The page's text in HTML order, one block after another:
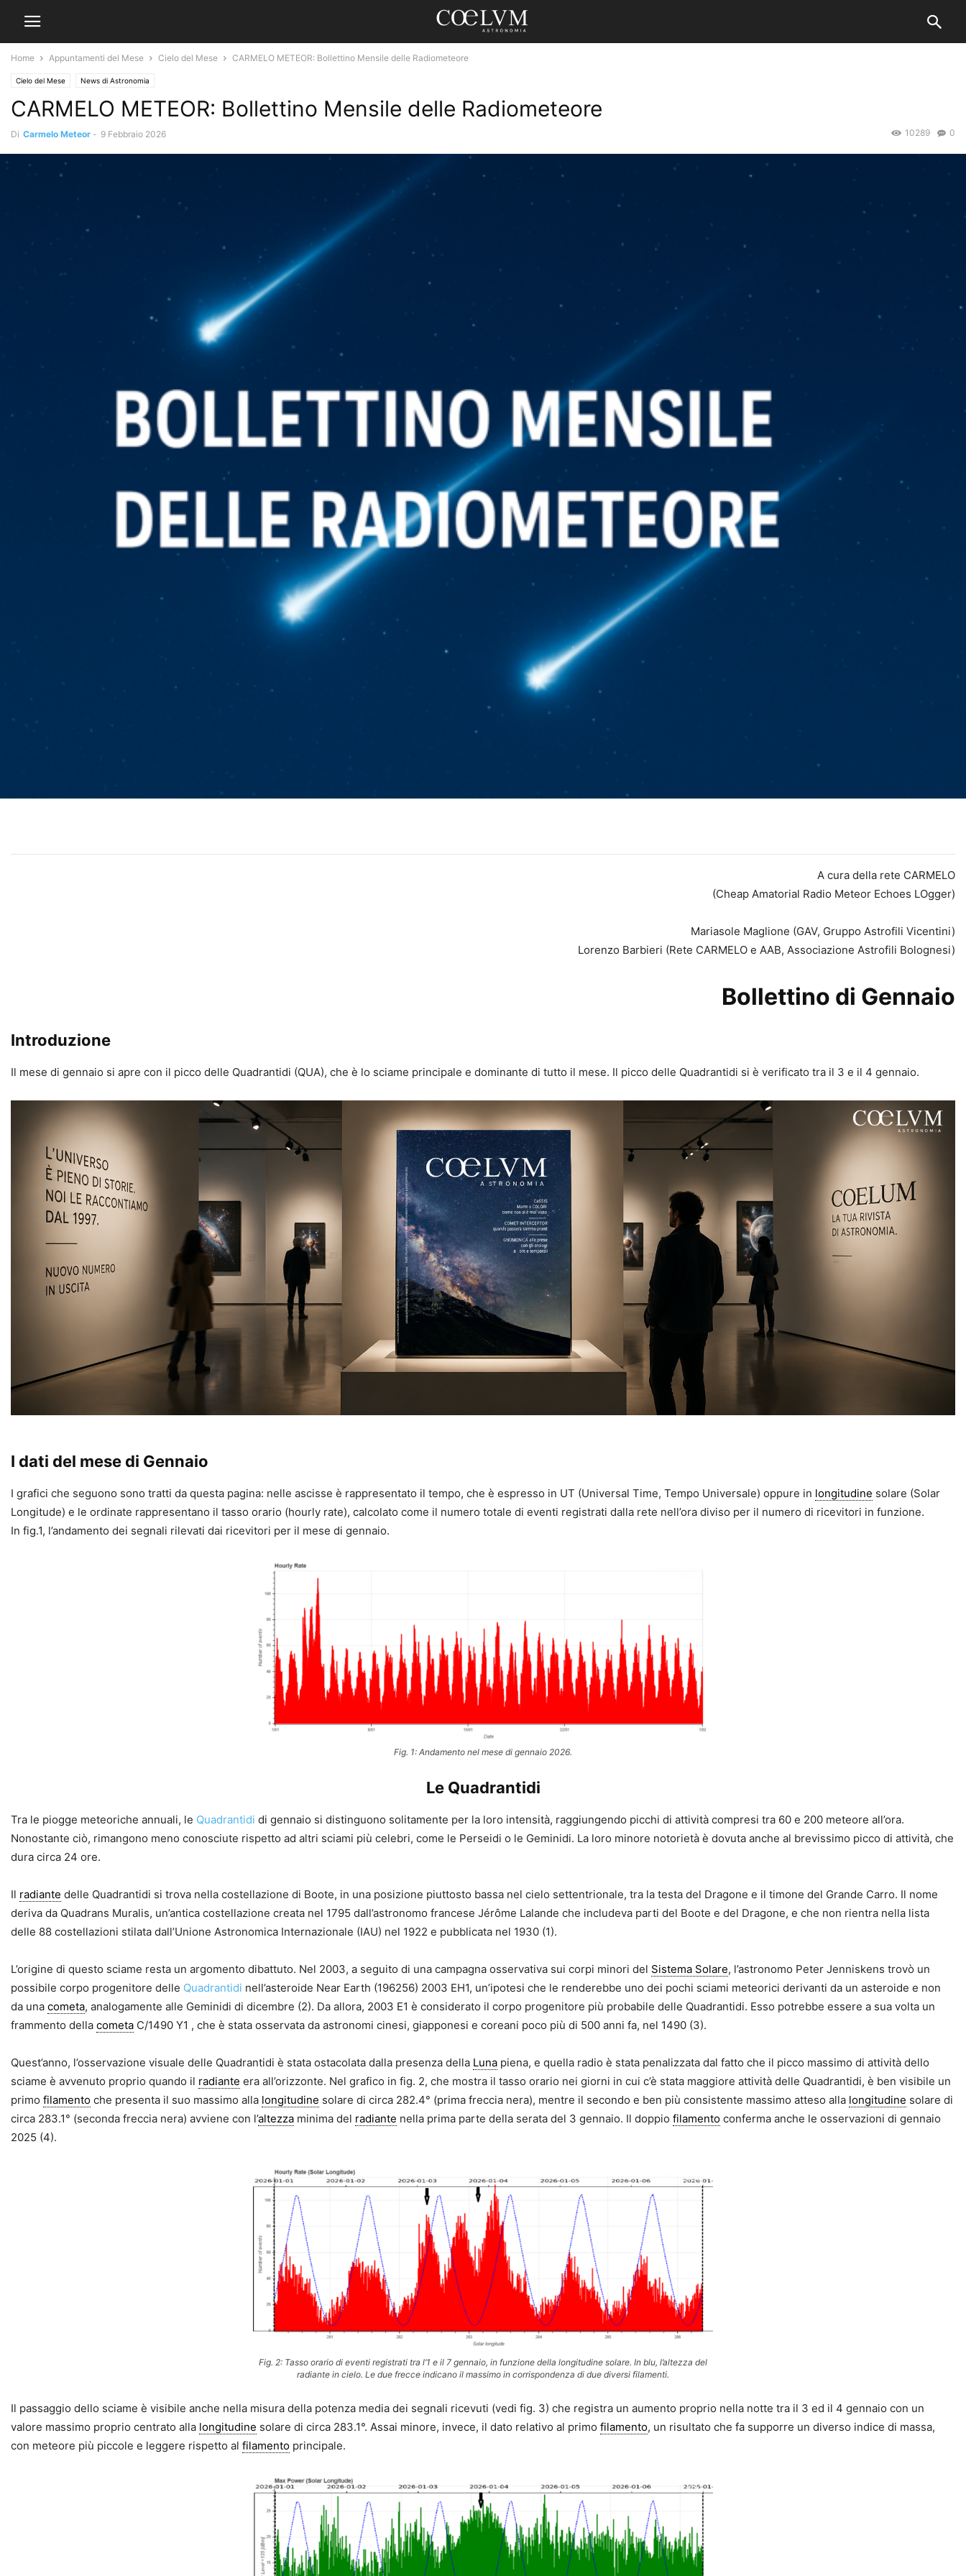
Home Appuntamenti del Mese Cielo del Mese CARMELO METEOR: Bollettino Mensile delle Radiometeore
Cielo del Mese News di Astronomia
CARMELO METEOR: Bollettino Mensile delle Radiometeore
Di Carmelo Meteor - 9 Febbraio 2026 0
10289
A cura della rete CARMELO
(Cheap Amatorial Radio Meteor Echoes LOgger)
Mariasole Maglione (GAV, Gruppo Astrofili Vicentini)
Lorenzo Barbieri (Rete CARMELO e AAB, Associazione Astrofili Bolognesi)
Bollettino di Gennaio
Introduzione
Il mese di gennaio si apre con il picco delle Quadrantidi (QUA), che è lo sciame principale e dominante di tutto il mese. Il picco delle Quadrantidi si è verificato tra il 3 e il 4 gennaio.
I dati del mese di Gennaio
I grafici che seguono sono tratti da questa pagina: nelle ascisse è rappresentato il tempo, che è espresso in UT (Universal Time, Tempo Universale) oppure in longitudine solare (Solar
Longitude) e le ordinate rappresentano il tasso orario (hourly rate), calcolato come il numero totale di eventi registrati dalla rete nell’ora diviso per il numero di ricevitori in funzione.
In fig.1, l’andamento dei segnali rilevati dai ricevitori per il mese di gennaio.
Fig. 1: Andamento nel mese di gennaio 2026.
Le Quadrantidi
Tra le piogge meteoriche annuali, le Quadrantidi di gennaio si distinguono solitamente per la loro intensità, raggiungendo picchi di attività compresi tra 60 e 200 meteore all’ora.
Nonostante ciò, rimangono meno conosciute rispetto ad altri sciami più celebri, come le Perseidi o le Geminidi. La loro minore notorietà è dovuta anche al brevissimo picco di attività, che
dura circa 24 ore.
Il radiante delle Quadrantidi si trova nella costellazione di Boote, in una posizione piuttosto bassa nel cielo settentrionale, tra la testa del Dragone e il timone del Grande Carro. Il nome
deriva da Quadrans Muralis, un’antica costellazione creata nel 1795 dall’astronomo francese Jérôme Lalande che includeva parti del Boote e del Dragone, e che non rientra nella lista
delle 88 costellazioni stilata dall’Unione Astronomica Internazionale (IAU) nel 1922 e pubblicata nel 1930 (1).
L’origine di questo sciame resta un argomento dibattuto. Nel 2003, a seguito di una campagna osservativa sui corpi minori del Sistema Solare, l’astronomo Peter Jenniskens trovò un
possibile corpo progenitore delle Quadrantidi nell’asteroide Near Earth (196256) 2003 EH1, un’ipotesi che le renderebbe uno dei pochi sciami meteorici derivanti da un asteroide e non
da una cometa, analogamente alle Geminidi di dicembre (2). Da allora, 2003 E1 è considerato il corpo progenitore più probabile delle Quadrantidi. Esso potrebbe essere a sua volta un
frammento della cometa C/1490 Y1 , che è stata osservata da astronomi cinesi, giapponesi e coreani poco più di 500 anni fa, nel 1490 (3).
Quest’anno, l’osservazione visuale delle Quadrantidi è stata ostacolata dalla presenza della Luna piena, e quella radio è stata penalizzata dal fatto che il picco massimo di attività dello
sciame è avvenuto proprio quando il radiante era all’orizzonte. Nel grafico in fig. 2, che mostra il tasso orario nei giorni in cui c’è stata maggiore attività delle Quadrantidi, è ben visibile un
primo filamento che presenta il suo massimo alla longitudine solare di circa 282.4° (prima freccia nera), mentre il secondo e ben più consistente massimo atteso alla longitudine solare di
circa 283.1° (seconda freccia nera) avviene con l’altezza minima del radiante nella prima parte della serata del 3 gennaio. Il doppio filamento conferma anche le osservazioni di gennaio
2025 (4).
Fig. 2: Tasso orario di eventi registrati tra l’1 e il 7 gennaio, in funzione della longitudine solare. In blu, l’altezza del
radiante in cielo. Le due frecce indicano il massimo in corrispondenza di due diversi filamenti.
Il passaggio dello sciame è visibile anche nella misura della potenza media dei segnali ricevuti (vedi fig. 3) che registra un aumento proprio nella notte tra il 3 ed il 4 gennaio con un
valore massimo proprio centrato alla longitudine solare di circa 283.1°. Assai minore, invece, il dato relativo al primo filamento, un risultato che fa supporre un diverso indice di massa,
con meteore più piccole e leggere rispetto al filamento principale.